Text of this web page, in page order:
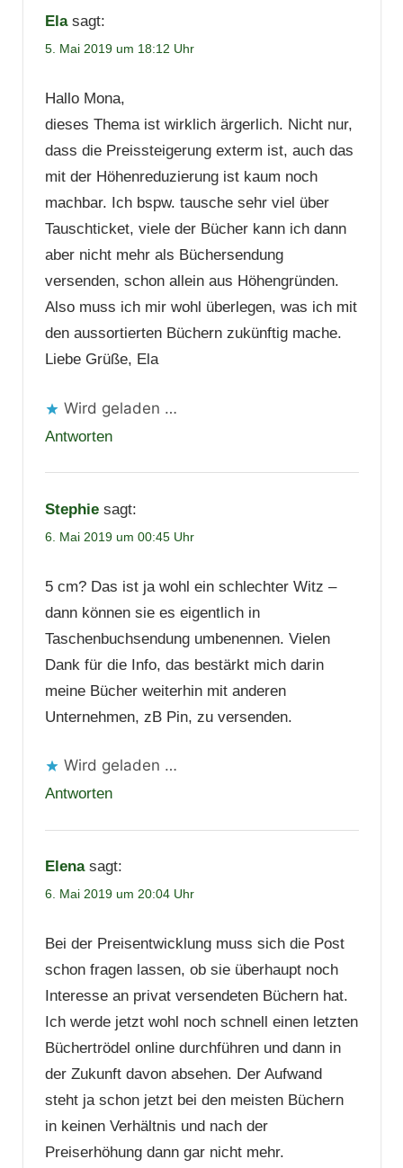
Ela sagt:
5. Mai 2019 um 18:12 Uhr
Hallo Mona,
dieses Thema ist wirklich ärgerlich. Nicht nur,
dass die Preissteigerung exterm ist, auch das
mit der Höhenreduzierung ist kaum noch
machbar. Ich bspw. tausche sehr viel über
Tauschticket, viele der Bücher kann ich dann
aber nicht mehr als Büchersendung
versenden, schon allein aus Höhengründen.
Also muss ich mir wohl überlegen, was ich mit
den aussortierten Büchern zukünftig mache.
Liebe Grüße, Ela
Wird geladen …
Antworten
Stephie sagt:
6. Mai 2019 um 00:45 Uhr
5 cm? Das ist ja wohl ein schlechter Witz –
dann können sie es eigentlich in
Taschenbuchsendung umbenennen. Vielen
Dank für die Info, das bestärkt mich darin
meine Bücher weiterhin mit anderen
Unternehmen, zB Pin, zu versenden.
Wird geladen …
Antworten
Elena sagt:
6. Mai 2019 um 20:04 Uhr
Bei der Preisentwicklung muss sich die Post
schon fragen lassen, ob sie überhaupt noch
Interesse an privat versendeten Büchern hat.
Ich werde jetzt wohl noch schnell einen letzten
Büchertrödel online durchführen und dann in
der Zukunft davon absehen. Der Aufwand
steht ja schon jetzt bei den meisten Büchern
in keinen Verhältnis und nach der
Preiserhöhung dann gar nicht mehr.